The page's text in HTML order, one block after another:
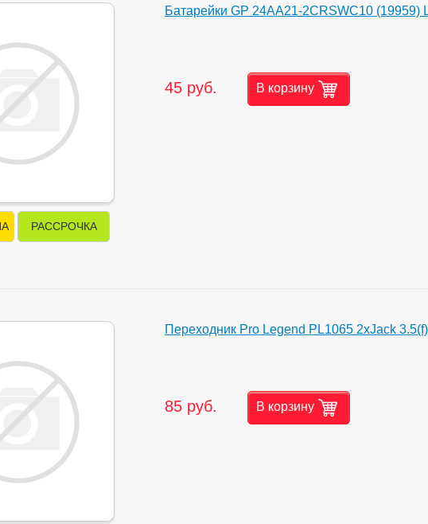
РАССРОЧКА
Батарейки GP 24AA21-2CRSWC10 (19959)
45 руб. В корзину
Переходник Pro Legend PL1065 2xJack
85 руб. В корзину